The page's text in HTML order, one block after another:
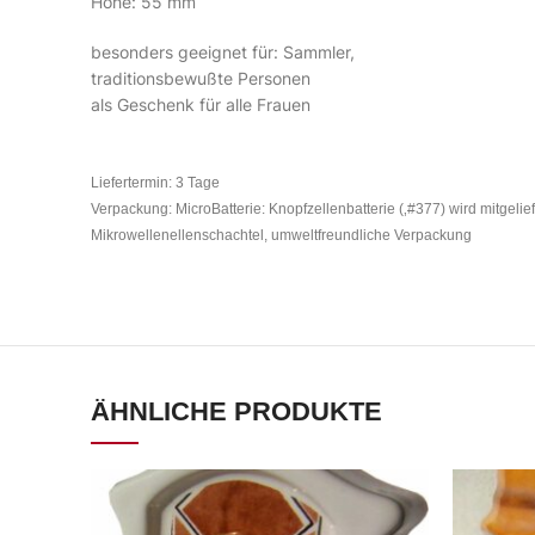
besonders geeignet für: Sammler,
traditionsbewußte Personen
als Geschenk für alle Frauen
Liefertermin: 3 Tage
Verpackung: MicroBatterie: Knopfzellenbatterie (‚#377) wird
Mikrowellenellenschachtel, umweltfreundliche Verpackung
ÄHNLICHE PRODUKTE